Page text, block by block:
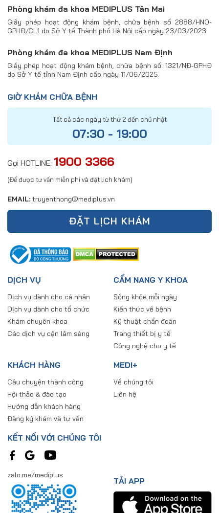
Phòng khám đa khoa MEDIPLUS Tân Mai
Giấy phép hoạt động khám bệnh, chữa bệnh số 2888/HNO-
GPHĐ/CL1 do Sở Y tế Thành phố Hà Nội cấp ngày 23/03/2023.
Phòng khám đa khoa MEDIPLUS Nam Định
Giấy phép hoạt động khám bệnh, chữa bệnh số: 1321/NĐ-GPHĐ
do Sở Y tế tỉnh Nam Định cấp ngày 11/06/2025.
GIỜ KHÁM CHỮA BỆNH
Tất cả các ngày từ thứ 2 đến chủ nhật
07:30 - 19:00
Gọi HOTLINE: 1900 3366
(Để được tư vấn miễn phí và đặt lich khám)
EMAIL: truyenthong@mediplus.vn
ĐẶT LỊCH KHÁM
DỊCH VỤ
Dịch vụ dành cho cá nhân
Dịch vụ dành cho tổ chức
Khám chuyên khoa
Các dịch vụ cận lâm sàng
CẨM NANG Y KHOA
Sống khỏe mỗi ngày
Kiến thức về bệnh
Kỹ thuật chẩn đoán
Trang thiết bị y tế
Công nghệ cho y tế
KHÁCH HÀNG
Câu chuyện thành công
Hội thảo & đào tạo
Hướng dẫn khách hàng
Đăng ký khám và tư vấn
MEDI+
Về chúng tôi
Liên hệ
KẾT NỐI VỚI CHÚNG TÔI
zalo.me/mediplus
TẢI APP